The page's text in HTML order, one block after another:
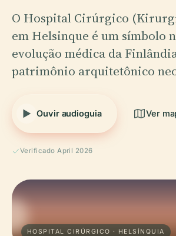
O Hospital Cirúrgico
em Helsinque é um símbolo
evolução médica da
patrimônio arquitetônico
Ouvir audioguia Ver
Verificado April 2026
HOSPITAL CIRÚRGICO · HELSÍNQUIA